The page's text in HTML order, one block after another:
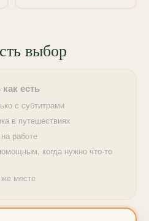
выбор
есть
с субтитрами
в путешествиях
работе
когда нужно что-то
месте